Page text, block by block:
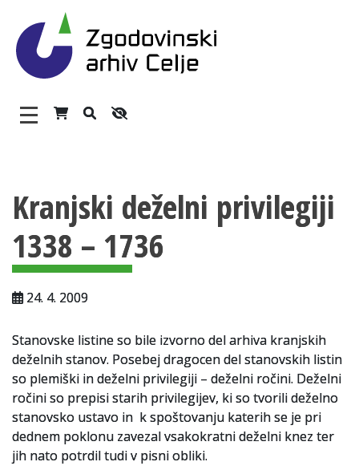
Zgodovinski arhiv Celje –
Glavni meni
Zaposleni
Povezave
Varstvo osebnih podatkov
Katalog informacij javnega značaja
Zakonodaja
Za uporabnike
Vloga za upravne namene
Vloga za čitalnico
Kranjski deželni privilegiji
1338 – 1736
24. 4. 2009
Stanovske listine so bile izvorno del arhiva kranjskih
deželnih stanov. Posebej dragocen del stanovskih listin
so plemiški in deželni privilegiji – deželni ročini. Deželni
ročini so prepisi starih privilegijev, ki so tvorili deželno
stanovsko ustavo in k spoštovanju katerih se je pri
dednem poklonu zavezal vsakokratni deželni knez ter
jih nato potrdil tudi v pisni obliki.